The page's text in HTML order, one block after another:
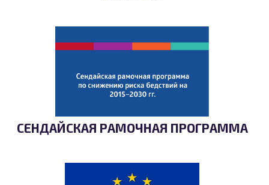
СЕНДАЙСКАЯ РАМОЧНАЯ ПРОГРАММА